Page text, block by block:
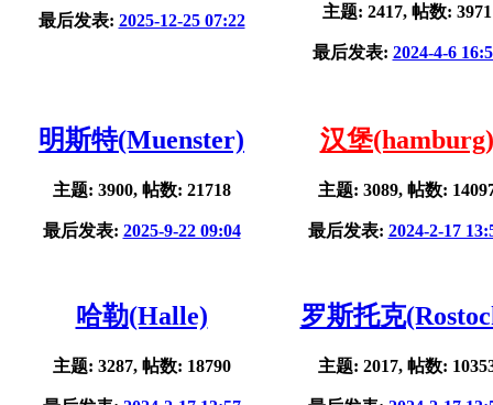
最后发表: 2025-12-25 07:22 主题: 2417, 帖数: 3971
最后发表: 2024-4-6
明斯特(Muenster)
主题: 3900, 帖数: 21718
最后发表: 2025-9-22 09:04
汉堡(hamburg)
主题: 3089, 帖数:
最后发表: 2024-2-17
哈勒(Halle)
主题: 3287, 帖数: 18790
罗斯托克
主题: 2017, 帖数: